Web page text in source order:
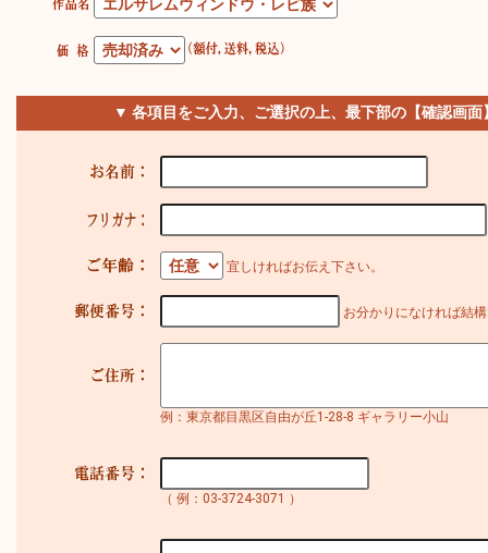
▼ 各項目をご入力、ご選択の上、最下部の【確認画
宜しければお伝え下さい。
お分かりになければ結
例：東京都目黒区自由が丘1-28-8 ギャラリー小山
（ 例：03-3724-3071 ）